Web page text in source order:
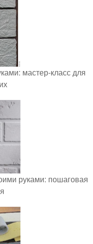
мастер-класс для
руками: пошаговая